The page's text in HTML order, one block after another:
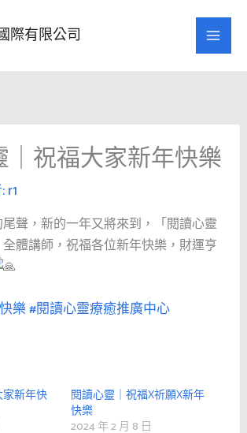
際有限公司
｜祝福大家新年快樂
r1
聲，新的一年又將來到，「閱讀心靈
體講師，祝福各位新年快樂，財運亨
樂#閱讀心靈療癒推廣中心
新年快
閱讀心靈｜祝福X祈願X新年
快樂
2024 年 2 月 8 日